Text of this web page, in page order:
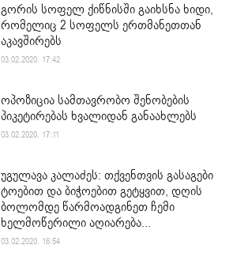
გორის სოფელ ქიწნისში გაიხსნა ხიდი,
რომელიც 2 სოფელს ერთმანეთთან
აკავშირებს
03.02.2020. 17:42
ოპოზიცია სამთავრობო შენობების
პიკეტირებას ხვალიდან განაახლებს
03.02.2020. 17:11
უგულავა კალაძეს: თქვენთვის გასაგები
ტოებით და ბიჭოებით გეტყვით, დღის
ბოლომდე წარმოადგინეთ ჩემი
ხელმოწერილი აღიარება...
03.02.2020. 16:54